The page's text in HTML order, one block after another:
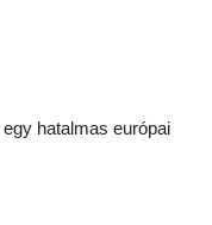
hatalmas európai